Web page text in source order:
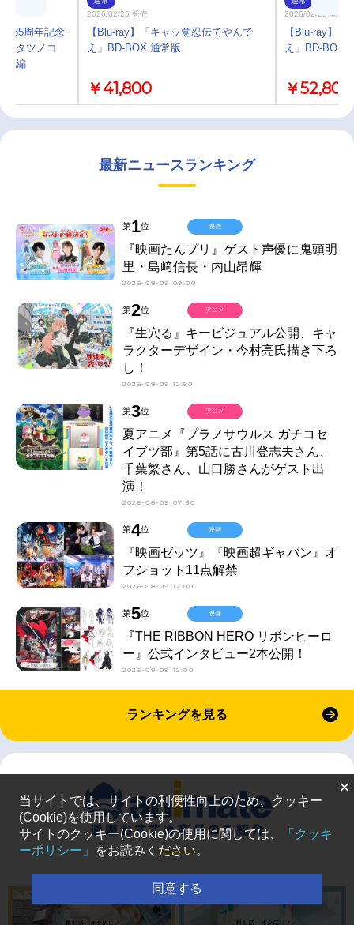
55周年記念
タツノコ
ー編
2026/02/25 発売
【Blu-ray】「キャッ党忍伝てやんで
え」BD-BOX 通常版
￥41,800
2026/02/25 発売
【Blu-ray】
え」BD-BOX
￥52,800
最新ニュースランキング
第1位
『映画たんプリ』ゲスト声優に鬼頭明
里・島﨑信長・内山昂輝
2026-08-09 09:00
映画
第2位
『生穴る』キービジュアル公開、キャ
ラクターデザイン・今村亮氏描き下ろ
し！
2026-08-09 12:50
アニメ
第3位
夏アニメ『プラノサウルス ガチコセ
イブツ部』第5話に古川登志夫さん、
千葉繁さん、山口勝さんがゲスト出
演！
2026-08-09 07:30
アニメ
第4位
『映画ゼッツ』『映画超ギャバン』オ
フショット11点解禁
2026-08-09 12:00
映画
第5位
『THE RIBBON HERO リボンヒーロ
ー』公式インタビュー2本公開！
2026-08-09 12:00
映画
ランキングを見る
×
当サイトでは、サイトの利便性向上のため、クッキー
(Cookie)を使用しています。
サイトのクッキー(Cookie)の使用に関しては、
「クッキ
ーポリシー」
をお読みください。
同意する